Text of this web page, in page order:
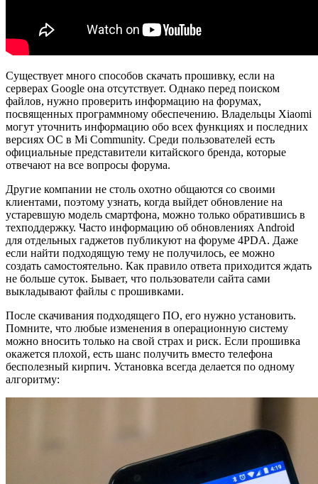
Существует много способов скачать прошивку, если на
серверах Google она отсутствует. Однако перед поиском
файлов, нужно проверить информацию на форумах,
посвященных программному обеспечению. Владельцы Xiaomi
могут уточнить информацию обо всех функциях и последних
версиях ОС в Mi Community. Среди пользователей есть
официальные представители китайского бренда, которые
отвечают на все вопросы форума.
Другие компании не столь охотно общаются со своими
клиентами, поэтому узнать, когда выйдет обновление на
устаревшую модель смартфона, можно только обратившись в
техподдержку. Часто информацию об обновлениях Android
для отдельных гаджетов публикуют на форуме 4PDA. Даже
если найти подходящую тему не получилось, ее можно
создать самостоятельно. Как правило ответа приходится ждать
не больше суток. Бывает, что пользователи сайта сами
выкладывают файлы с прошивками.
После скачивания подходящего ПО, его нужно установить.
Помните, что любые изменения в операционную систему
можно вносить только на свой страх и риск. Если прошивка
окажется плохой, есть шанс получить вместо телефона
бесполезный кирпич. Установка всегда делается по одному
алгоритму: